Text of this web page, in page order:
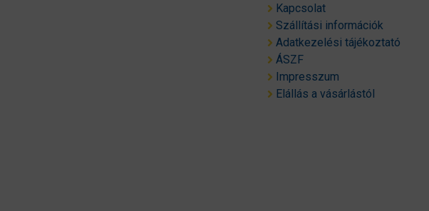
Kapcsolat
Szállítási információk
Adatkezelési tájékoztató
ÁSZF
Impresszum
Elállás a vásárlástól